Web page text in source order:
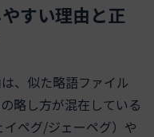
すい理由と正
、似た略語ファイル
略し方が混在している
イペグ/ジェーペグ）や